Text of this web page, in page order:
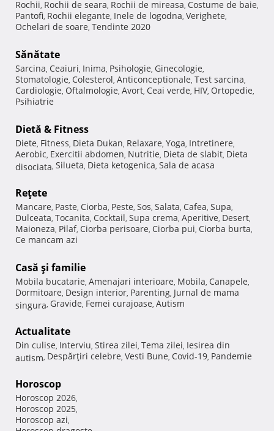
Rochii, Rochii de seara, Rochii de mireasa, Costume de baie,
Pantofi, Rochii elegante, Inele de logodna, Verighete,
Ochelari de soare, Tendinte 2020
Sănătate
Sarcina, Ceaiuri, Inima, Psihologie, Ginecologie,
Stomatologie, Colesterol, Anticonceptionale, Test sarcina,
Cardiologie, Oftalmologie, Avort, Ceai verde, HIV, Ortopedie,
Psihiatrie
Dietă & Fitness
Diete, Fitness, Dieta Dukan, Relaxare, Yoga, Intretinere,
Aerobic, Exercitii abdomen, Nutritie, Dieta de slabit, Dieta
disociata, Silueta, Dieta ketogenica, Sala de acasa
Reţete
Mancare, Paste, Ciorba, Peste, Sos, Salata, Cafea, Supa,
Dulceata, Tocanita, Cocktail, Supa crema, Aperitive, Desert,
Maioneza, Pilaf, Ciorba perisoare, Ciorba pui, Ciorba burta,
Ce mancam azi
Casă şi familie
Mobila bucatarie, Amenajari interioare, Mobila, Canapele,
Dormitoare, Design interior, Parenting, Jurnal de mama
singura, Gravide, Femei curajoase, Autism
Actualitate
Din culise, Interviu, Stirea zilei, Tema zilei, Iesirea din
autism, Despărţiri celebre, Vesti Bune, Covid-19, Pandemie
Horoscop
Horoscop 2026,
Horoscop 2025,
Horoscop azi,